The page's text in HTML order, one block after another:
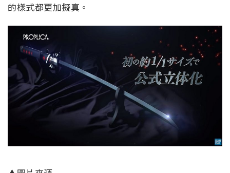
的樣式都更加擬真。